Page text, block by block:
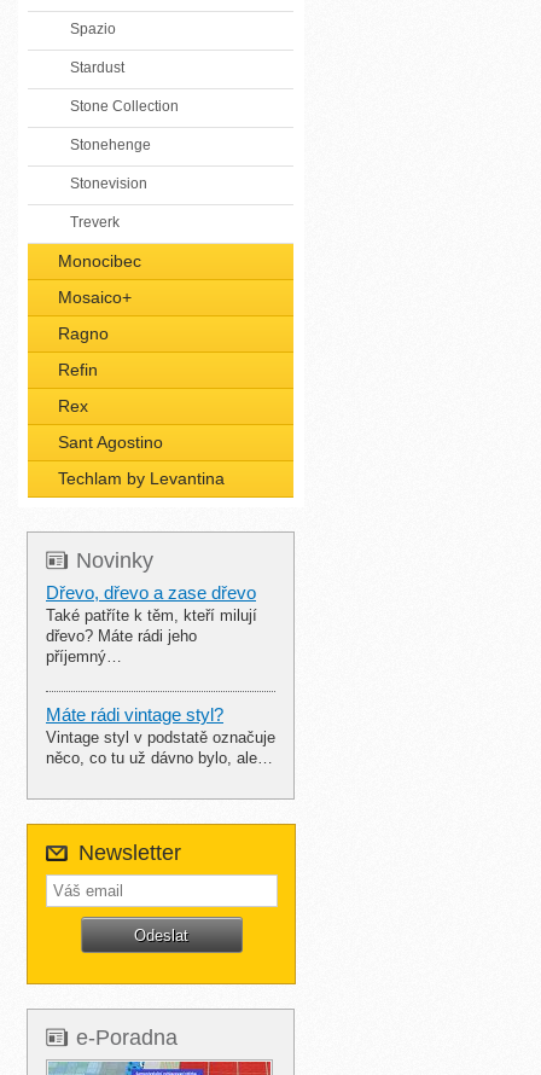
Spazio
Stardust
Stone Collection
Stonehenge
Stonevision
Treverk
Monocibec
Mosaico+
Ragno
Refin
Rex
Sant Agostino
Techlam by Levantina
Novinky
Dřevo, dřevo a zase dřevo
Také patříte k těm, kteří milují
dřevo? Máte rádi jeho
příjemný…
Máte rádi vintage styl?
Vintage styl v podstatě označuje
něco, co tu už dávno bylo, ale…
Newsletter
e-Poradna